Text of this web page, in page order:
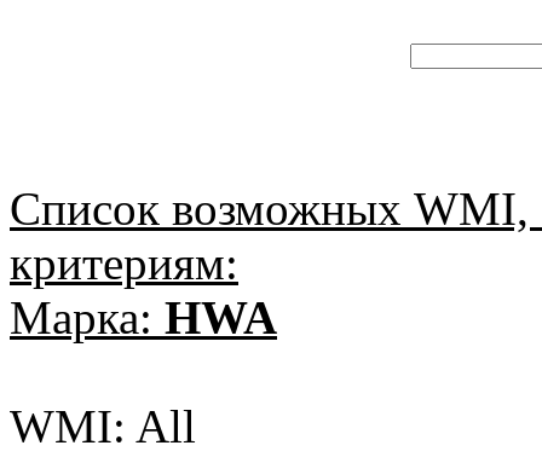
Список возможных
критериям:
Марка: HWA
WMI: All